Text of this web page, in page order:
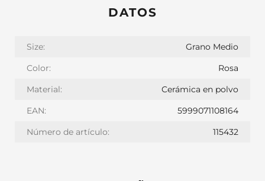
DATOS
Size:
Grano Medio
Color:
Rosa
Material:
Cerámica en polvo
EAN:
5999071108164
Número de artículo:
115432